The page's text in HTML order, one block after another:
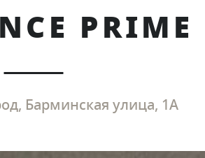
PRIME
Барминская улица, 1А